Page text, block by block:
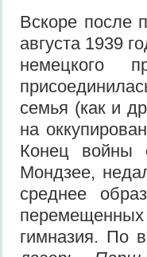
Вскоре после
августа 1939
немецкого
семья (как и
на
Конец войны
Мондзее,
среднее
гимназия. По